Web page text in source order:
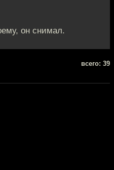
он снимал.
всего: 39